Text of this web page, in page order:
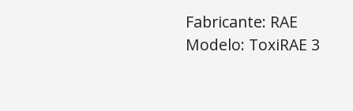
Fabricante: RAE
Modelo: ToxiRAE 3